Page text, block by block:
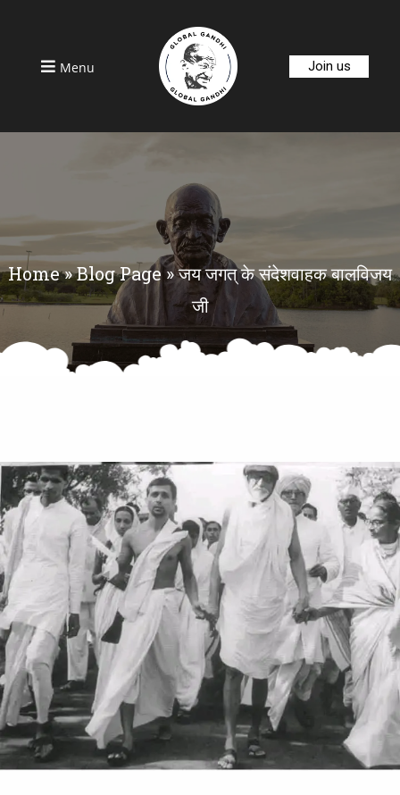
Menu Join us
Home»Blog Page»जय जगत् के संदेशवाहक बालविजय
जी